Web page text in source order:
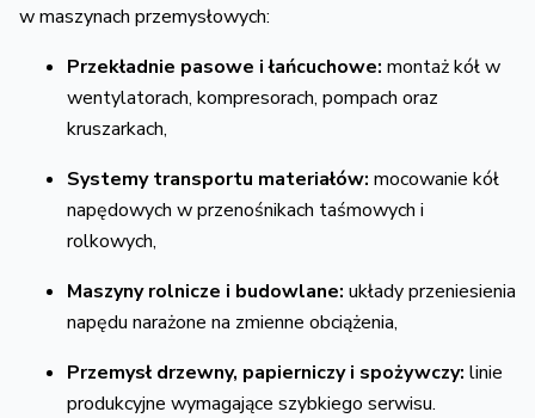
w maszynach przemysłowych:
Przekładnie pasowe i łańcuchowe: montaż kół w
wentylatorach, kompresorach, pompach oraz
kruszarkach,
Systemy transportu materiałów: mocowanie kół
napędowych w przenośnikach taśmowych i
rolkowych,
Maszyny rolnicze i budowlane: układy przeniesienia
napędu narażone na zmienne obciążenia,
Przemysł drzewny, papierniczy i spożywczy: linie
produkcyjne wymagające szybkiego serwisu.